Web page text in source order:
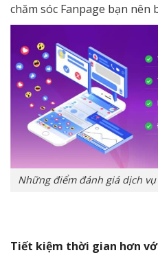
chăm sóc Fanpage bạn nên
Những điểm đánh giá dịch
Tiết kiệm thời gian hơn